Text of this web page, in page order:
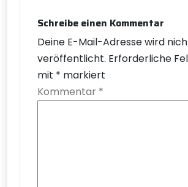
Schreibe einen Kommentar
Deine E-Mail-Adresse wird
veröffentlicht. Erforderliche
mit * markiert
Kommentar *